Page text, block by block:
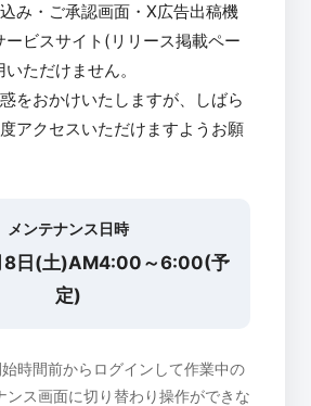
み・ご承認画面・X広告出稿機
ビスサイト(リリース掲載ペー
ただけません。
をおかけいたしますが、しばら
アクセスいただけますようお願
メンテナンス日時
8日(土)AM4:00～6:00(予
定)
時間前からログインして作業中の
ンス画面に切り替わり操作ができな